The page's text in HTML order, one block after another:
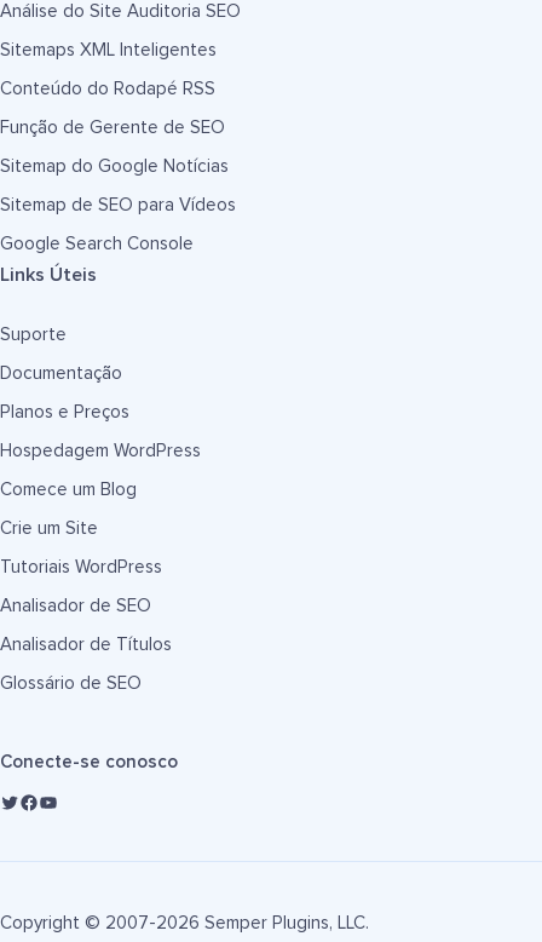
Análise do Site Auditoria SEO
Sitemaps XML Inteligentes
Conteúdo do Rodapé RSS
Função de Gerente de SEO
Sitemap do Google Notícias
Sitemap de SEO para Vídeos
Google Search Console
Links Úteis
Suporte
Documentação
Planos e Preços
Hospedagem WordPress
Comece um Blog
Crie um Site
Tutoriais WordPress
Analisador de SEO
Analisador de Títulos
Glossário de SEO
Conecte-se conosco
Copyright © 2007-2026 Semper Plugins, LLC.